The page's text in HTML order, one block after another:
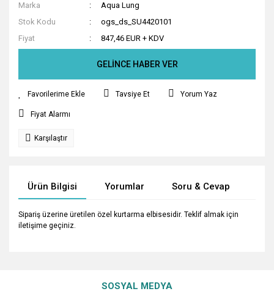
Marka
Aqua Lung
Stok Kodu
ogs_ds_SU4420101
Fiyat
847,46 EUR + KDV
GELİNCE HABER VER
Tavsiye Et Yorum Yaz
Fiyat Alarmı
Karşılaştır
Ürün Bilgisi Yorumlar Soru & Cevap
Sipariş üzerine üretilen özel kurtarma elbisesidir. Teklif almak için
iletişime geçiniz.
kullanarak tarafımıza iletebilirsiniz.
Görüş ve önerileriniz için teşekkür ederiz.
SOSYAL MEDYA